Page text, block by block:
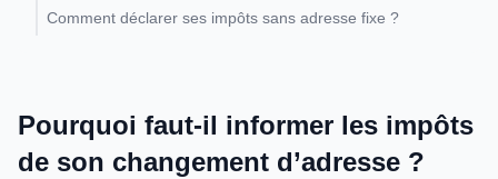
Comment déclarer ses impôts sans adresse fixe ?
Pourquoi faut-il informer les impôts
de son changement d’adresse ?